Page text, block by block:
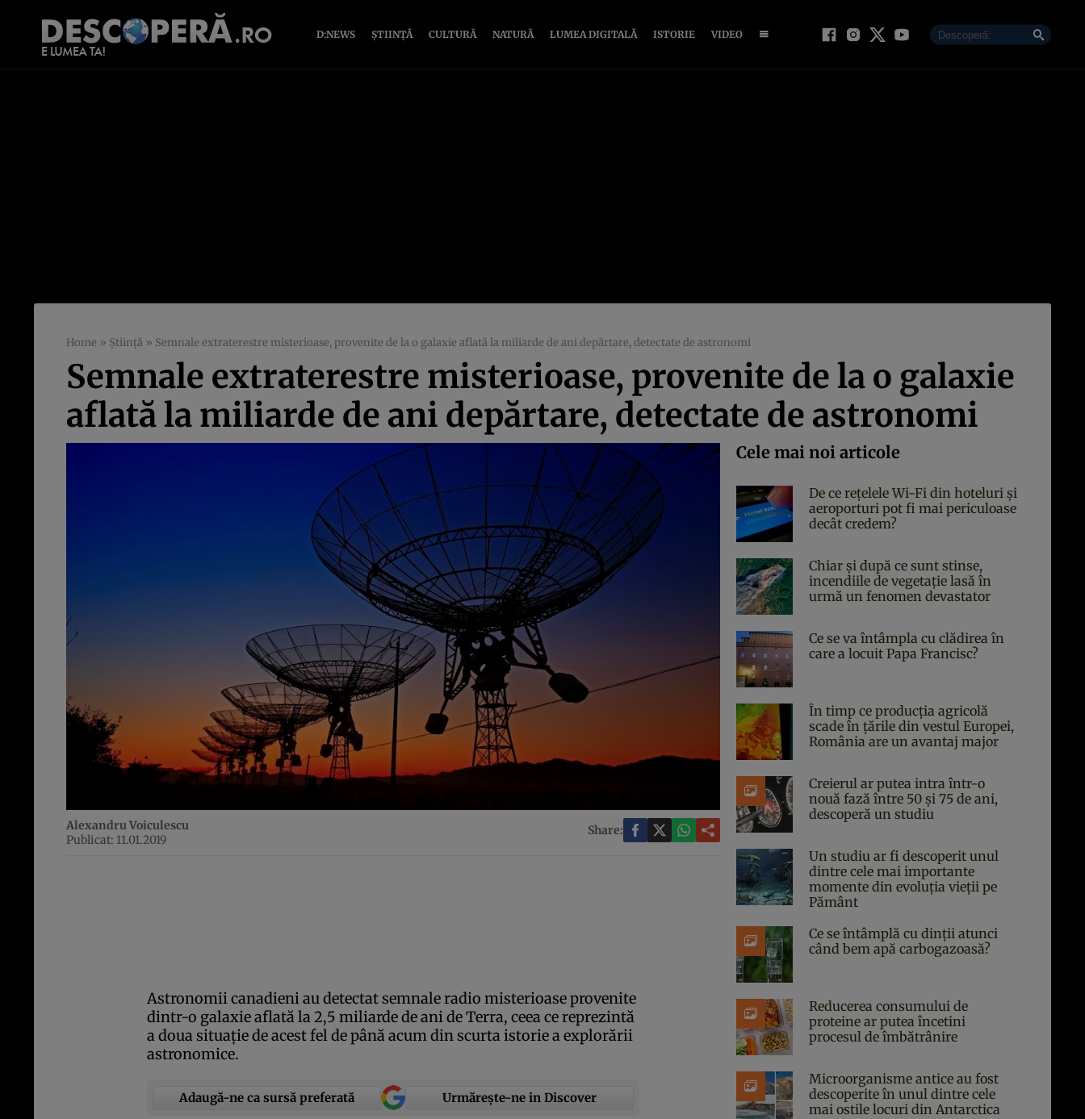
D:NEWS ȘTIINȚĂ CULTURĂ NATURĂ LUMEA DIGITALĂ ISTORIE VIDEO
Home » Știință » Semnale extraterestre misterioase, provenite de la o galaxie aflată la miliarde de ani depărtare, detectate de astronomi
Semnale extraterestre misterioase, provenite de la o galaxie
aflată la miliarde de ani depărtare, detectate de astronomi
Alexandru Voiculescu
Publicat: 11.01.2019
Share:
Astronomii canadieni au detectat semnale radio misterioase provenite
dintr-o galaxie aflată la 2,5 miliarde de ani de Terra, ceea ce reprezintă
a doua situaţie de acest fel de până acum din scurta istorie a explorării
astronomice.
Adaugă-ne ca sursă preferată Urmărește-ne in Discover
Cele mai noi articole
De ce rețelele Wi-Fi din hoteluri și
aeroporturi pot fi mai periculoase
decât credem?
Chiar și după ce sunt stinse,
incendiile de vegetație lasă în
urmă un fenomen devastator
Ce se va întâmpla cu clădirea în
care a locuit Papa Francisc?
În timp ce producția agricolă
scade în țările din vestul Europei,
România are un avantaj major
Creierul ar putea intra într-o
nouă fază între 50 și 75 de ani,
descoperă un studiu
Un studiu ar fi descoperit unul
dintre cele mai importante
momente din evoluția vieții pe
Pământ
Ce se întâmplă cu dinții atunci
când bem apă carbogazoasă?
Reducerea consumului de
proteine ar putea încetini
procesul de îmbătrânire
Microorganisme antice au fost
descoperite în unul dintre cele
mai ostile locuri din Antarctica